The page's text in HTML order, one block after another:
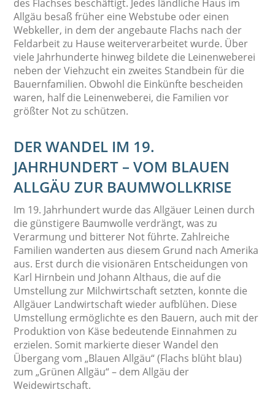
des Flachses beschäftigt. Jedes ländliche Haus im
Allgäu besaß früher eine Webstube oder einen
Webkeller, in dem der angebaute Flachs nach der
Feldarbeit zu Hause weiterverarbeitet wurde. Über
viele Jahrhunderte hinweg bildete die Leinenweberei
neben der Viehzucht ein zweites Standbein für die
Bauernfamilien. Obwohl die Einkünfte bescheiden
waren, half die Leinenweberei, die Familien vor
größter Not zu schützen.
DER WANDEL IM 19.
JAHRHUNDERT – VOM BLAUEN
ALLGÄU ZUR BAUMWOLLKRISE
Im 19. Jahrhundert wurde das Allgäuer Leinen durch
die günstigere Baumwolle verdrängt, was zu
Verarmung und bitterer Not führte. Zahlreiche
Familien wanderten aus diesem Grund nach Amerika
aus. Erst durch die visionären Entscheidungen von
Karl Hirnbein und Johann Althaus, die auf die
Umstellung zur Milchwirtschaft setzten, konnte die
Allgäuer Landwirtschaft wieder aufblühen. Diese
Umstellung ermöglichte es den Bauern, auch mit der
Produktion von Käse bedeutende Einnahmen zu
erzielen. Somit markierte dieser Wandel den
Übergang vom „Blauen Allgäu“ (Flachs blüht blau)
zum „Grünen Allgäu“ – dem Allgäu der
Weidewirtschaft.